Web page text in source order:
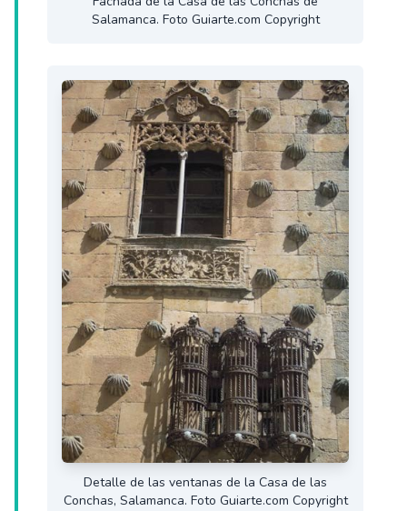
Salamanca. Foto Guiarte.com Copyright
Detalle de las ventanas de la Casa de las
Conchas, Salamanca. Foto Guiarte.com Copyright